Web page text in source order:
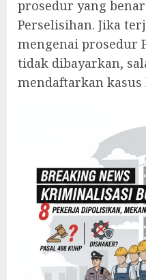
prosedur yang
Perselisihan. Jika
mengenai prosedur
tidak dibayarkan,
mendaftarkan kasus